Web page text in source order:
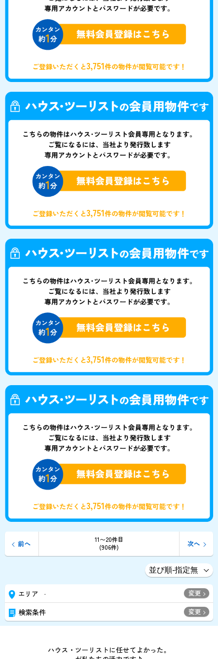
ご登録いただくと3,751件の物件が閲覧可能です！
ご登録いただくと3,751件の物件が閲覧可能です！
ご登録いただくと3,751件の物件が閲覧可能です！
ご登録いただくと3,751件の物件が閲覧可能です！
11〜20件目
(906件)
前へ 次へ
エリア - 変更
検索条件 変更
ハウス・ツーリストに任せてよかった。